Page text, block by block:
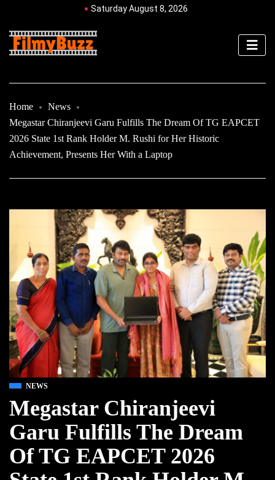
Saturday August 8, 2026
Home
News
Megastar Chiranjeevi Garu Fulfills The Dream Of TG EAPCET
2026 State 1st Rank Holder M. Rushi for Her Historic
Achievement, Presents Her With a Laptop
NEWS
Megastar Chiranjeevi
Garu Fulfills The Dream
Of TG EAPCET 2026